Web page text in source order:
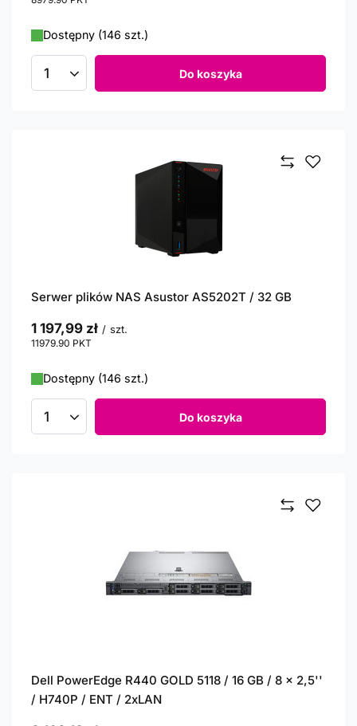
Dostępny (146 szt.)
Ilość produktów Do koszyka
Serwer plików NAS Asustor AS5202T / 32 GB
1 197,99 zł / szt.
11979.90 PKT
Dostępny (146 szt.)
Ilość produktów Do koszyka
Dell PowerEdge R440 GOLD 5118 / 16 GB / 8 x 2,5''
/ H740P / ENT / 2xLAN